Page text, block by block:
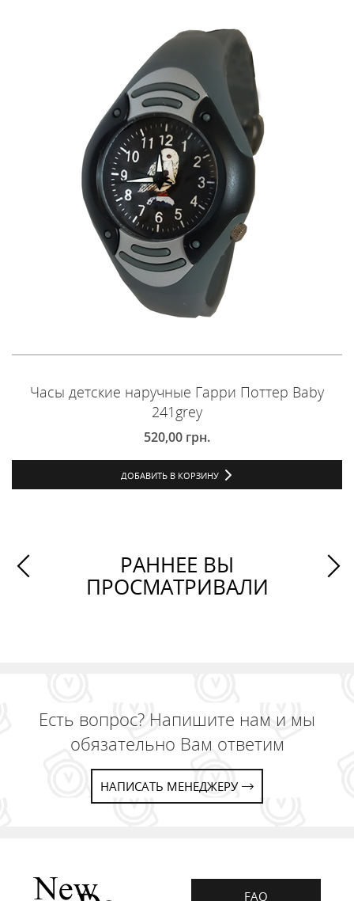
Часы детские наручные Гарри Поттер Baby
241grey
520,00 грн.
ДОБАВИТЬ В КОРЗИНУ
РАННЕЕ ВЫ
ПРОСМАТРИВАЛИ
Есть вопрос? Напишите нам и мы
обязательно Вам ответим
НАПИСАТЬ МЕНЕДЖЕРУ
FAQ